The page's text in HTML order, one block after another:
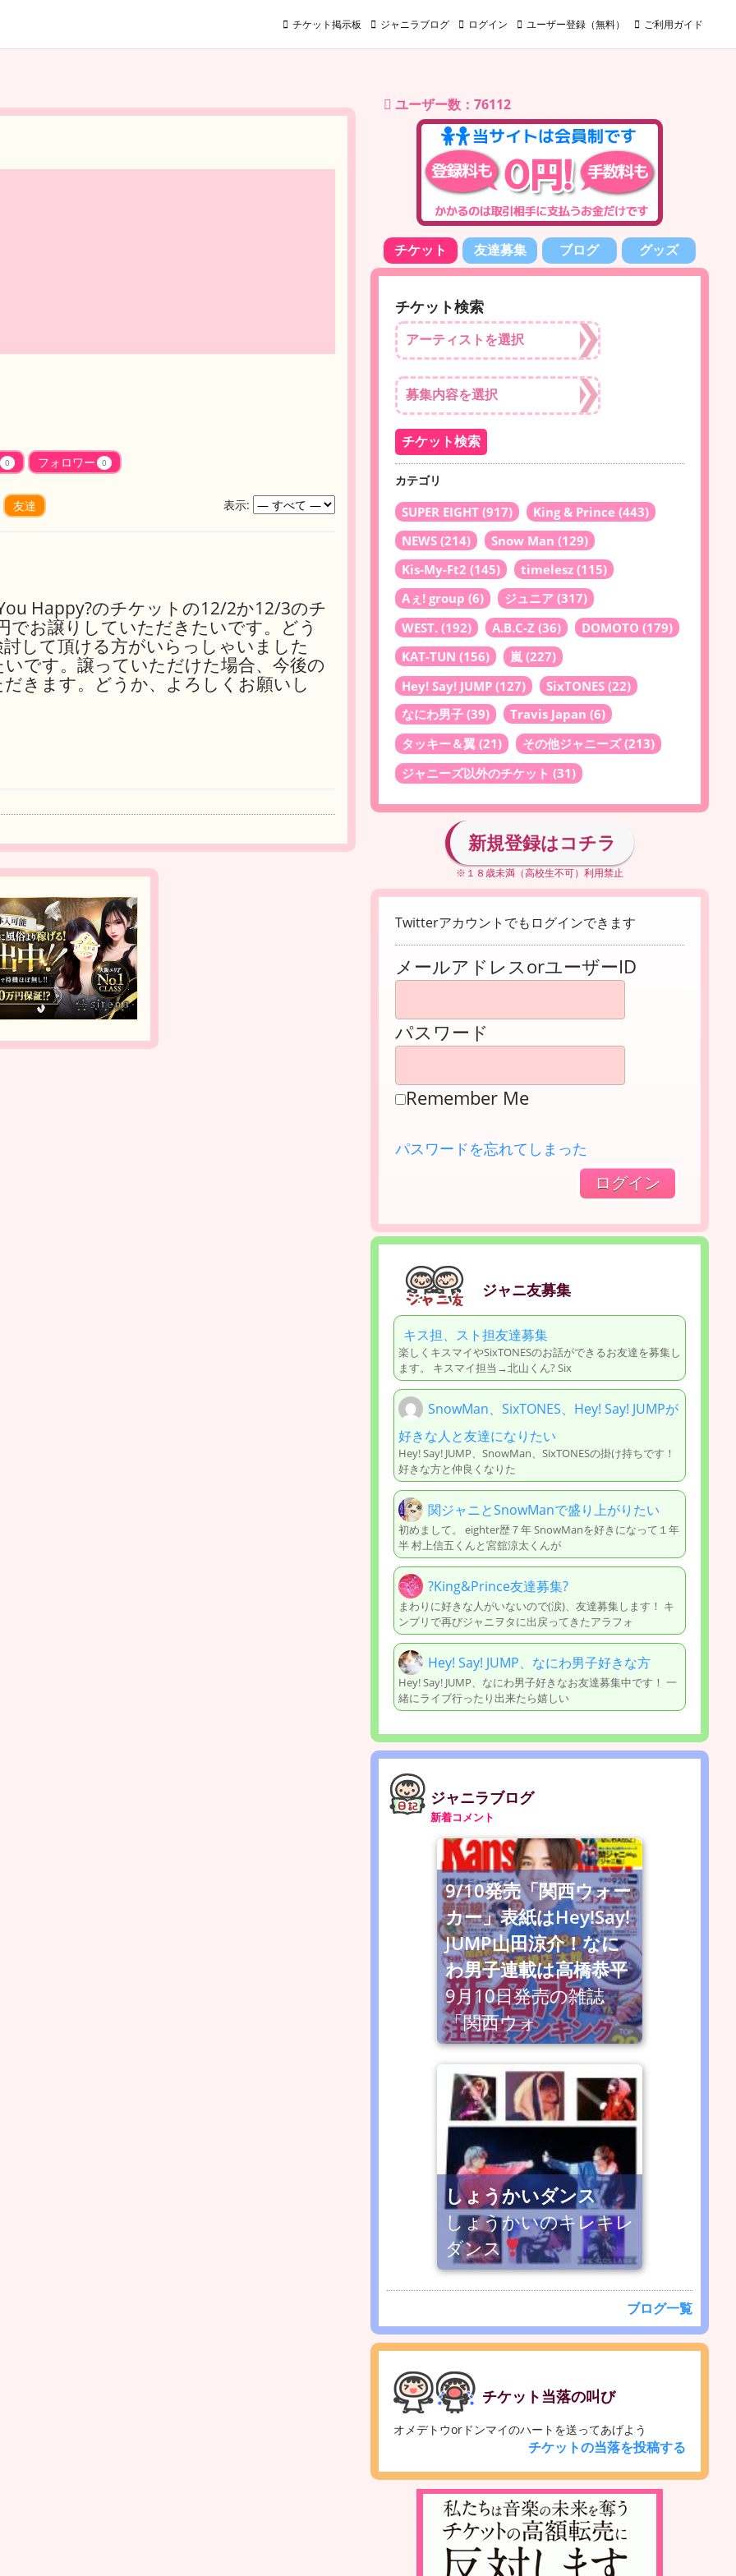
チケット掲示板 ジャニラブログ ログイン ユーザー登録（無料） ご利用ガイド
0 フォロワー 0
友達 表示:
Happy?のチケットの12/2か12/3のチ
でお譲りしていただきたいです。どう
して頂ける方がいらっしゃいました
です。譲っていただけた場合、今後の
きます。どうか、よろしくお願いし
ユーザー数：76112
チケット 友達募集 ブログ グッズ
チケット検索
カテゴリ
SUPER EIGHT (917) King & Prince (443)
NEWS (214) Snow Man (129)
Kis-My-Ft2 (145) timelesz (115)
Aぇ! group (6) ジュニア (317)
WEST. (192) A.B.C-Z (36) DOMOTO (179)
KAT-TUN (156) 嵐 (227)
Hey! Say! JUMP (127) SixTONES (22)
なにわ男子 (39) Travis Japan (6)
タッキー＆翼 (21) その他ジャニーズ(213)
ジャニーズ以外のチケット (31)
新規登録はコチラ
※１８歳未満（高校生不可）利用禁止
Twitterアカウントでもログインできます
メールアドレスorユーザーID
パスワード
Remember Me
パスワードを忘れてしまった
ジャニ友募集
キス担、スト担友達募集
楽しくキスマイやSixTONESのお話ができるお友達を募集し
ます。 キスマイ担当→北山くん? Six
SnowMan、SixTONES、Hey! Say! JUMPが
好きな人と友達になりたい
Hey! Say! JUMP、SnowMan、SixTONESの掛け持ちです！
好きな方と仲良くなりた
関ジャニとSnowManで盛り上がりたい
初めまして。 eighter歴７年 SnowManを好きになって１年
半 村上信五くんと宮舘涼太くんが
?King&Prince友達募集?
まわりに好きな人がいないので(涙)、友達募集します！ キ
ンプリで再びジャニヲタに出戻ってきたアラフォ
Hey! Say! JUMP、なにわ男子好きな方
Hey! Say! JUMP、なにわ男子好きなお友達募集中です！ 一
緒にライブ行ったり出来たら嬉しい
ジャニラブログ
新着コメント
9/10発売「関西ウォー
カー」表紙はHey!Say!
JUMP山田涼介！なに
わ男子連載は高橋恭平
9月10日発売の雑誌
「関西ウォ
しょうかいダンス
しょうかいのキレキレ
ダンス
ブログ一覧
チケット当落の叫び
オメデトウorドンマイのハートを送ってあげよう
チケットの当落を投稿する